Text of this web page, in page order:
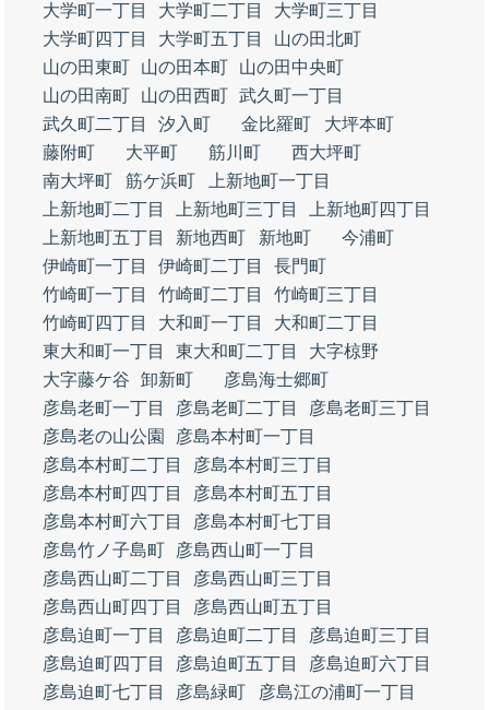
大学町一丁目
大学町二丁目
大学町三丁目
大学町四丁目
大学町五丁目
山の田北町
山の田東町
山の田本町
山の田中央町
山の田南町
山の田西町 武久町一丁目
武久町二丁目
汐入町 金比羅町
大坪本町
藤附町
大平町 筋川町
西大坪町
南大坪町
筋ケ浜町
上新地町一丁目
上新地町二丁目
上新地町三丁目
上新地町四丁目
上新地町五丁目
新地西町 新地町
今浦町
伊崎町一丁目
伊崎町二丁目
長門町
竹崎町一丁目
竹崎町二丁目
竹崎町三丁目
竹崎町四丁目
大和町一丁目
大和町二丁目
東大和町一丁目
東大和町二丁目
大字椋野
大字藤ケ谷
卸新町
彦島海士郷町
彦島老町一丁目
彦島老町二丁目
彦島老町三丁目
彦島老の山公園
彦島本村町一丁目
彦島本村町二丁目
彦島本村町三丁目
彦島本村町四丁目
彦島本村町五丁目
彦島本村町六丁目
彦島本村町七丁目
彦島竹ノ子島町
彦島西山町一丁目
彦島西山町二丁目
彦島西山町三丁目
彦島西山町四丁目
彦島西山町五丁目
彦島迫町一丁目
彦島迫町二丁目
彦島迫町三丁目
彦島迫町四丁目
彦島迫町五丁目
彦島迫町六丁目
彦島迫町七丁目
彦島緑町
彦島江の浦町一丁目